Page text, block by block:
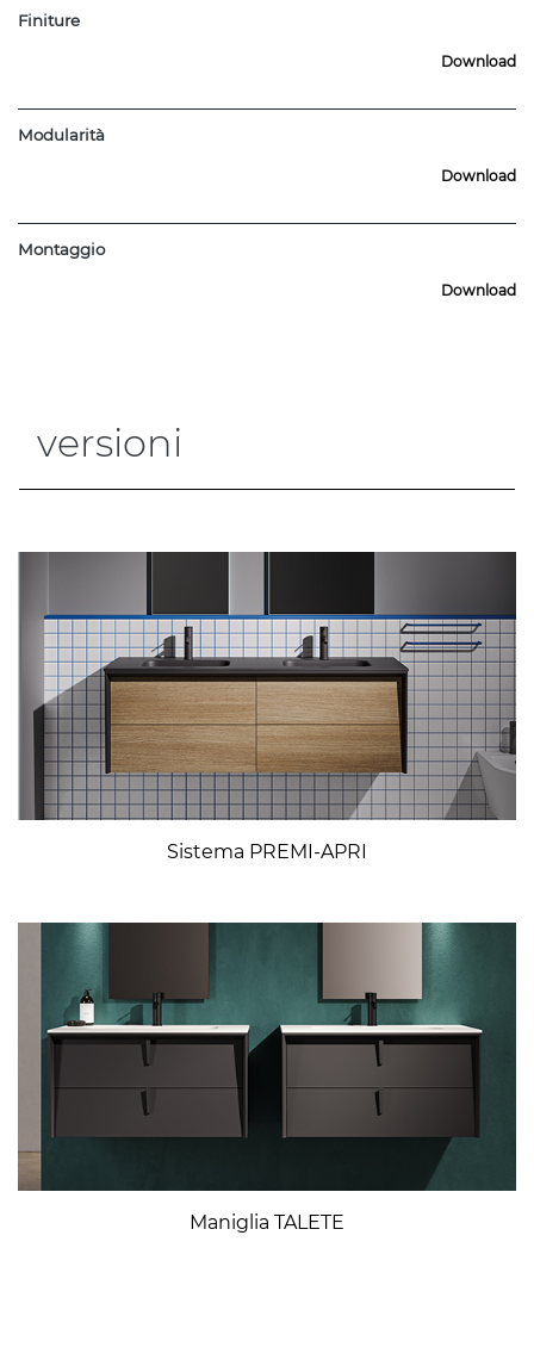
Finiture
Download
Modularità
Download
Montaggio
Download
versioni
Sistema PREMI-APRI
Maniglia TALETE